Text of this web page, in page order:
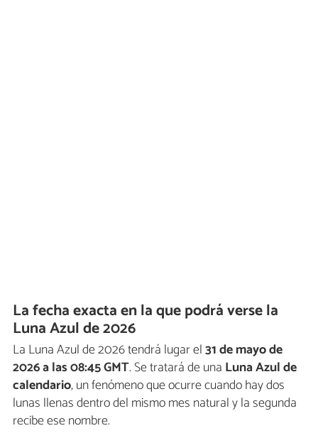
La fecha exacta en la que podrá verse la
Luna Azul de 2026
La Luna Azul de 2026 tendrá lugar el31 de mayo de
2026 a las 08:45 GMT. Se tratará de una Luna Azul de
calendario, un fenómeno que ocurre cuando hay dos
lunas llenas dentro del mismo mes natural y la segunda
recibe ese nombre.